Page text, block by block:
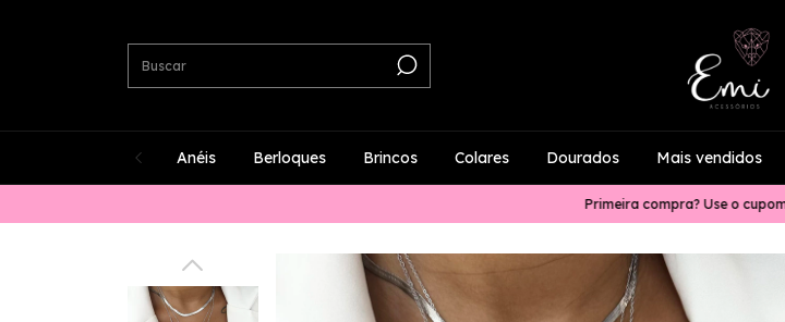
Anéis Berloques Brincos Colares Dourados Mais vendidos
Primeira compra? Use o cupom: BEMVINDA